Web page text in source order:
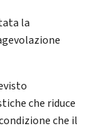
la
che riduce
che il